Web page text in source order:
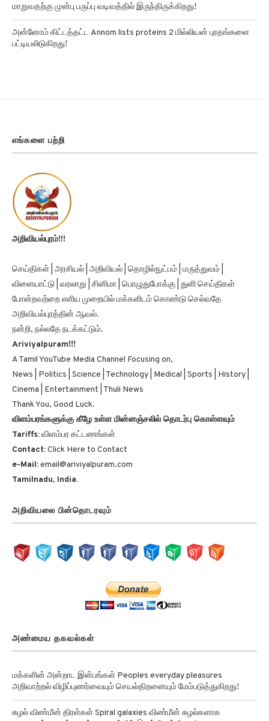
மாறுவதற்கு முன்பு பருப்பு வடிவத்தில் இருந்திருக்கிறது!
அன்னோம் கிட்டத்தட்ட Annom lists proteins 2 மில்லியன் புரதங்களை
பட்டியலிடுகிறது!
எங்களை பற்றி
அறிவியல்புரம்!!!
செய்திகள் | அரசியல் | அறிவியல் | தொழில்நுட்பம் | மருத்துவம் |
விளையாட்டு | வரலாறு | சினிமா | பொழுதுபோக்கு | துளி செய்திகள்
போன்றவற்றை எளிய முறையில் மக்களிடம் கொண்டு செல்வதே
அறிவியல்புரத்தின் ஆவல்.
நன்றி, நல்லதே நடக்கட்டும்.
Ariviyalpuram!!!
A Tamil YouTube Media Channel Focusing on,
News | Politics | Science | Technology | Medical | Sports | History |
Cinema | Entertainment | Thuli News
Thank You, Good Luck.
விளம்பரங்களுக்கு கீழே உள்ள மின்னஞ்சலில் தொடர்பு கொள்ளவும்
Tariffs:விளம்பர கட்டணங்கள்
Contact:Click Here to Contact
e-Mail:email@ariviyalpuram.com
Tamilnadu, India.
அறிவியலை பின்தொடரவும்
அண்மைய தகவல்கள்
மக்களின் அன்றாட இன்பங்கள் Peoples everyday pleasures
அறிவாற்றல் விழிப்புணர்வையும் செயல்திறனையும் மேம்படுத்துகிறது!
சுழல் விண்மீன் திரள்கள் Spiral galaxies விண்மீன் சுழல்களாக